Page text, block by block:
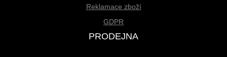
Reklamace zboží
GDPR
PRODEJNA